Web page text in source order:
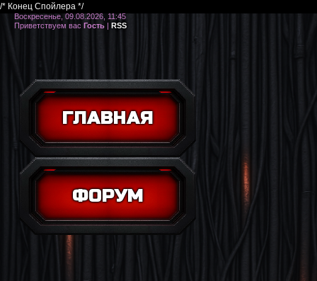
/* Конец Спойлера */
ГЛАВНАЯ
ФОРУМ
Воскресенье, 09.08.2026, 11:45
Приветствуем вас Гость | RSS